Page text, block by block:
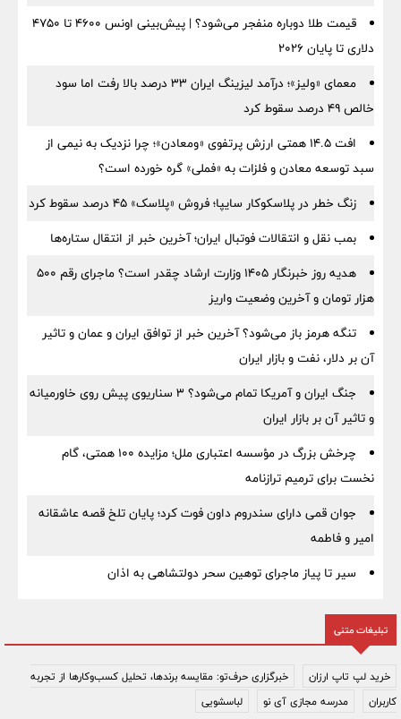
قیمت طلا دوباره منفجر می‌شود؟ | پیش‌بینی اونس ۴۶۰۰ تا ۴۷۵۰
دلاری تا پایان ۲۰۲۶
معمای «ولیز»؛ درآمد لیزینگ ایران ۳۳ درصد بالا رفت اما سود
خالص ۴۹ درصد سقوط کرد
افت ۱۴.۵ همتی ارزش پرتفوی «ومعادن»؛ چرا نزدیک به نیمی از
سبد توسعه معادن و فلزات به «فملی» گره خورده است؟
زنگ خطر در پلاسکوکار سایپا؛ فروش «پلاسک» ۴۵ درصد سقوط کرد
بمب نقل‌ و انتقالات فوتبال ایران؛ آخرین خبر از انتقال ستاره‌ها
هدیه روز خبرنگار ۱۴۰۵ وزارت ارشاد چقدر است؟ ماجرای رقم ۵۰۰
هزار تومان و آخرین وضعیت واریز
تنگه هرمز باز می‌شود؟ آخرین خبر از توافق ایران و عمان و تاثیر
آن بر دلار، نفت و بازار ایران
جنگ ایران و آمریکا تمام می‌شود؟ ۳ سناریوی پیش روی خاورمیانه
و تاثیر آن بر بازار ایران
چرخش بزرگ در مؤسسه اعتباری ملل؛ مزایده ۱۰۰ همتی، گام
نخست برای ترمیم ترازنامه
جوان قمی دارای سندروم داون فوت کرد؛ پایان تلخ قصه عاشقانه
امیر و فاطمه
سیر تا پیاز ماجرای توهین سحر دولتشاهی به اذان
تبلیغات متنی
خرید لپ تاپ ارزان
خبرگزاری حرف‌تو: مقایسه برندها، تحلیل کسب‌وکارها از تجربه
کاربران
مدرسه مجازی آی نو لباسشویی